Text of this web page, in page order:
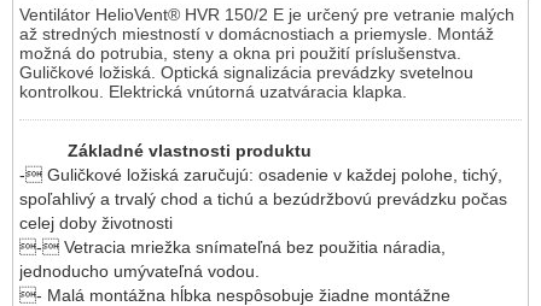
Ventilátor HelioVent® HVR 150/2 E je určený pre vetranie malých
až stredných miestností v domácnostiach a priemysle. Montáž
možná do potrubia, steny a okna pri použití príslušenstva.
Guličkové ložiská. Optická signalizácia prevádzky svetelnou
kontrolkou. Elektrická vnútorná uzatváracia klapka.
Základné vlastnosti produktu
- Guličkové ložiská zaručujú: osadenie v každej polohe, tichý,
spoľahlivý a trvalý chod a tichú a bezúdržbovú prevádzku počas
celej doby životnosti
- Vetracia mriežka snímateľná bez použitia náradia,
jednoducho umývateľná vodou.
- Malá montážna hĺbka nespôsobuje žiadne montážne